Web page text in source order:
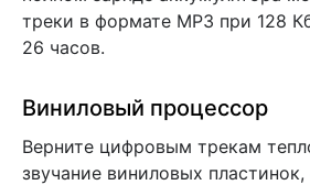
треки в формате MP3 при 128
26 часов.
Виниловый процессор
Верните цифровым трекам
звучание виниловых пластинок,